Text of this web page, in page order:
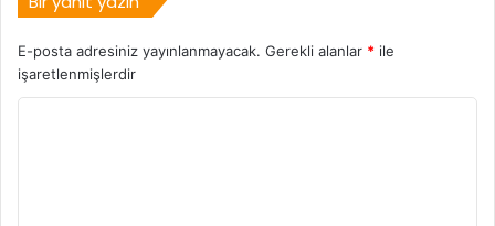
E-posta adresiniz yayınlanmayacak. Gerekli alanlar * ile
işaretlenmişlerdir